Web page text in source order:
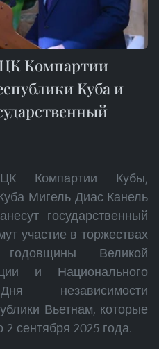
Компартии
Куба и
Компартии Кубы,
Мигель Диас-Канель
государственный
участие в торжествах
Великой
и Национального
независимости
Вьетнам, которые
2 сентября 2025 года.